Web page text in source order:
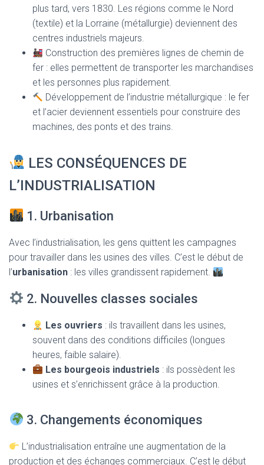
plus tard, vers 1830. Les régions comme le Nord
(textile) et la Lorraine (métallurgie) deviennent des
centres industriels majeurs.
Construction des premières lignes de chemin de
fer : elles permettent de transporter les marchandises
et les personnes plus rapidement.
Développement de l’industrie métallurgique : le fer
et l’acier deviennent essentiels pour construire des
machines, des ponts et des trains.
LES CONSÉQUENCES DE
L’INDUSTRIALISATION
1. Urbanisation
Avec l’industrialisation, les gens quittent les campagnes
pour travailler dans les usines des villes. C’est le début de
l’urbanisation : les villes grandissent rapidement.
2. Nouvelles classes sociales
Les ouvriers : ils travaillent dans les usines,
souvent dans des conditions difficiles (longues
heures, faible salaire).
Les bourgeois industriels : ils possèdent les
usines et s’enrichissent grâce à la production.
3. Changements économiques
L’industrialisation entraîne une augmentation de la
production et des échanges commerciaux. C’est le début